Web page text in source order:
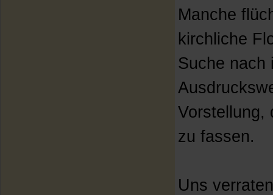
Manche
kirchliche
Suche nach
Vorstellung,
zu fassen.
Uns